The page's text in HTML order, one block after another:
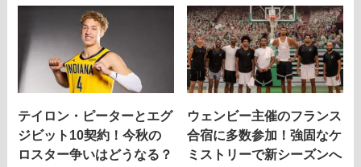
テイロン・ピーターとエグ
ジビット10契約！今秋の
ロスター争いはどうなる？
ウェンビー主催のフランス
合宿に多数参加！強固なケ
ミストリーで新シーズンへ